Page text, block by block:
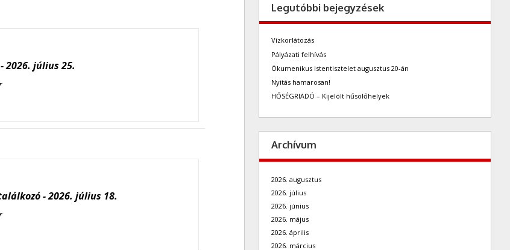
2026. július 25.
- 2026. július 18.
Legutóbbi bejegyzések
Vízkorlátozás
Pályázati felhívás
Ökumenikus istentisztelet augusztus 20-án
Nyitás hamarosan!
HŐSÉGRIADÓ – Kijelölt hűsölőhelyek
Archívum
2026. augusztus
2026. július
2026. június
2026. május
2026. április
2026. március